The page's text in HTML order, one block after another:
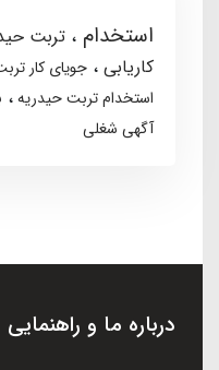
استخدام تربت
کاریابی
جویای کار
استخدام تربت حیدریه
آگهی شغلی
درباره ما و راهنمایی